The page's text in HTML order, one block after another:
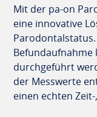
Mit der pa-on
eine innovative
Befundaufnahme
durchgeführt
der Messwerte
einen echten